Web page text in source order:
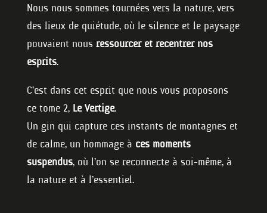
Nous nous sommes tournées vers la nature, vers
des lieux de quiétude, où le silence et le paysage
pouvaient nous ressourcer et recentrer nos
esprits.
C’est dans cet esprit que nous vous proposons
ce tome 2, Le Vertige.
Un gin qui capture ces instants de montagnes et
de calme, un hommage à ces moments
suspendus, où l’on se reconnecte à soi-même, à
la nature et à l’essentiel.